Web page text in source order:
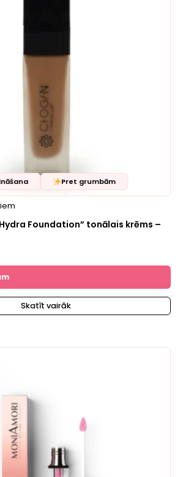
Pret grumbām
Foundation” tonālais krēms –
Skatīt vairāk